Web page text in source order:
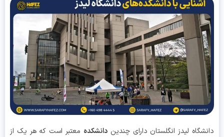
لیدز انگلستان دارای چندیندانشکدهمعتبر است که هر یک از